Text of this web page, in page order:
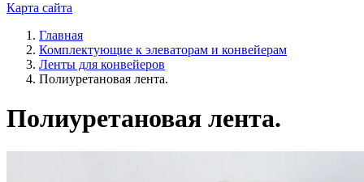
Карта сайта
Главная
Комплектующие к элеваторам и конвейерам
Ленты для конвейеров
Полиуретановая лента.
Полиуретановая лента.